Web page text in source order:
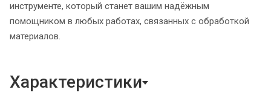
инструменте, который станет вашим надёжным
помощником в любых работах, связанных с обработкой
материалов.
Характеристики